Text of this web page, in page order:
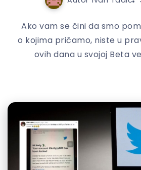
Ako vam se čini da smo
o kojima pričamo, niste u
ovih dana u svojoj Beta